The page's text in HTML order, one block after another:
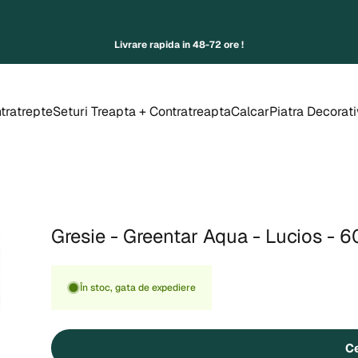
Livrare rapida in 48-72 ore !
Seturi Treapta + ContratreaptaCalcarPiatra
Gresie - Greentar Aqua - Lucios -
În stoc, gata de expediere